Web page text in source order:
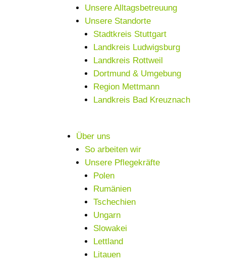
Unsere Alltagsbetreuung
Unsere Standorte
Stadtkreis Stuttgart
Landkreis Ludwigsburg
Landkreis Rottweil
Dortmund & Umgebung
Region Mettmann
Landkreis Bad Kreuznach
Über uns
So arbeiten wir
Unsere Pflegekräfte
Polen
Rumänien
Tschechien
Ungarn
Slowakei
Lettland
Litauen